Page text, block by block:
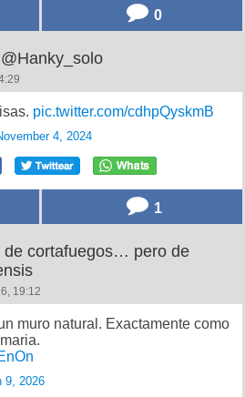
0
pic.twitter.com/cdhpQyskmB
4, 2024
1
de cortafuegos… pero de
19:12
muro natural. Exactamente como
9, 2026